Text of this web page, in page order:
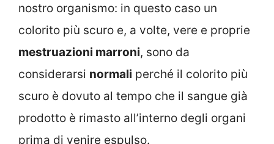
nostro organismo: in questo caso un
colorito più scuro e, a volte, vere e proprie
mestruazioni marroni, sono da
considerarsi normali perché il colorito più
scuro è dovuto al tempo che il sangue già
prodotto è rimasto all’interno degli organi
prima di venire espulso.